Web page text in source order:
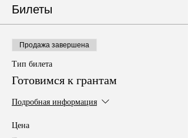
Билеты
Продажа завершена
Тип билета
Готовимся к грантам
Подробная информация
Цена